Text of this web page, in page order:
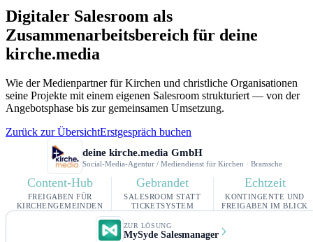
Digitaler Salesroom als
Zusammenarbeitsbereich für deine
kirche.media
Wie der Medienpartner für Kirchen und christliche Organisationen
seine Projekte mit einem eigenen Salesroom strukturiert — von der
Angebotsphase bis zur gemeinsamen Umsetzung.
Zurück zur ÜbersichtErstgespräch buchen
deine kirche.media GmbH
Social-Media-Agentur / Mediendienst für Kirchen · Bramsche
Content-Hub
FREIGABEN FÜR
KIRCHENGEMEINDEN
Gebrandet
SALESROOM STATT
TICKETSYSTEM
Echtzeit
KONTINGENTE UND
FREIGABEN IM BLICK
ZUR LÖSUNG
MySyde Salesmanager